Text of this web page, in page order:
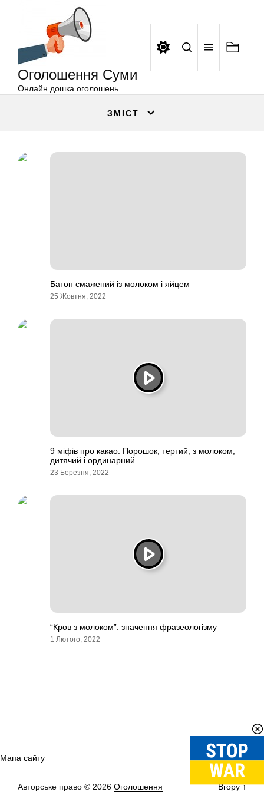
Оголошення Суми
Онлайн дошка оголошень
ЗМІСТ
Батон смажений із молоком і яйцем
25 Жовтня, 2022
9 міфів про какао. Порошок, тертий, з молоком,
дитячий і ординарний
23 Березня, 2022
“Кров з молоком”: значення фразеологізму
1 Лютого, 2022
Мапа сайту
Авторське право © 2026 Оголошення Вгору↑